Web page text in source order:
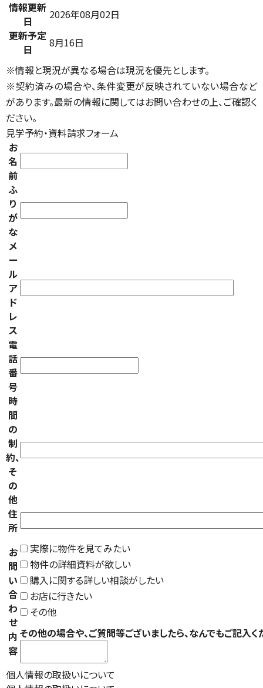
情報更新
日
2026年08月02日
更新予定
日
8月16日
※情報と現況が異なる場合は現況を優先とします。
※契約済みの場合や、条件変更が反映されていない場合など
があります。最新の情報に関してはお問い合わせの上、ご確認く
ださい。
見学予約・資料請求フォーム
お
名
前
ふ
り
が
な
メ
ー
ル
ア
ド
レ
ス
電
話
番
号
時
間
の
制
約、
そ
の
他
住
所
お
問
い
合
わ
せ
内
容
実際に物件を見てみたい
物件の詳細資料が欲しい
購入に関する詳しい相談がしたい
お店に行きたい
その他
その他の場合や、ご質問等ございましたら、なんでもご記入く
個人情報の取扱いについて